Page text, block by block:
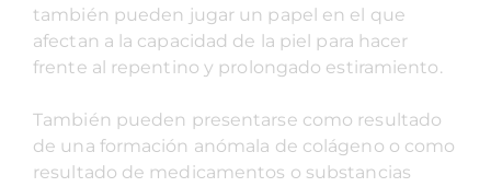
también pueden jugar un papel en el que
afectan a la capacidad de la piel para hacer
frente al repentino y prolongado estiramiento.
También pueden presentarse como resultado
de una formación anómala de colágeno o como
resultado de medicamentos o substancias